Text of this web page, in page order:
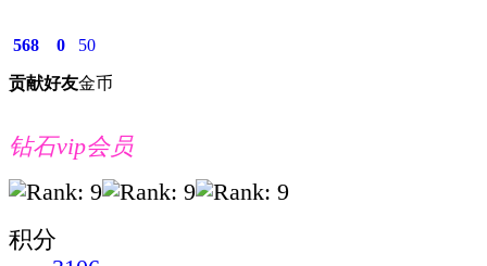
568
贡献
0
好友
50
金币
钻石vip会员
积分